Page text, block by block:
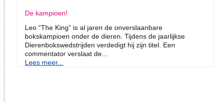
De kampioen!
Leo “The King” is al jaren de onverslaanbare
bokskampioen onder de dieren. Tijdens de jaarlijkse
Dierenbokswedstrijden verdedigt hij zijn titel. Een
commentator verslaat de...
Lees meer...